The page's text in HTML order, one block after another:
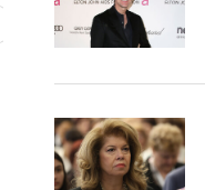
Instagram